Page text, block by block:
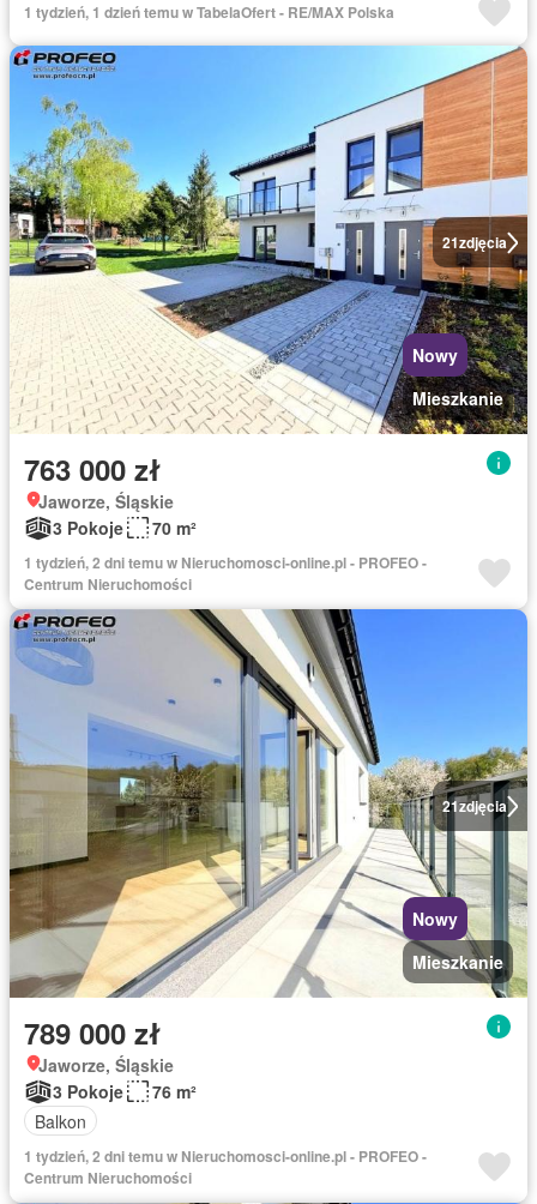
1 tydzień, 1 dzień temu w TabelaOfert - RE/MAX Polska
21zdjęcia
Nowy
Mieszkanie
763 000 zł
Jaworze, Śląskie
3 Pokoje
70 m²
1 tydzień, 2 dni temu w Nieruchomosci-online.pl - PROFEO -
Centrum Nieruchomości
21zdjęcia
Nowy
Mieszkanie
789 000 zł
Jaworze, Śląskie
3 Pokoje
76 m²
Balkon
1 tydzień, 2 dni temu w Nieruchomosci-online.pl - PROFEO -
Centrum Nieruchomości